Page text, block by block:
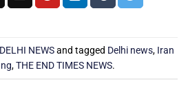
DELHI NEWSand tagged Delhi news, Iran
,THE END TIMES NEWS.